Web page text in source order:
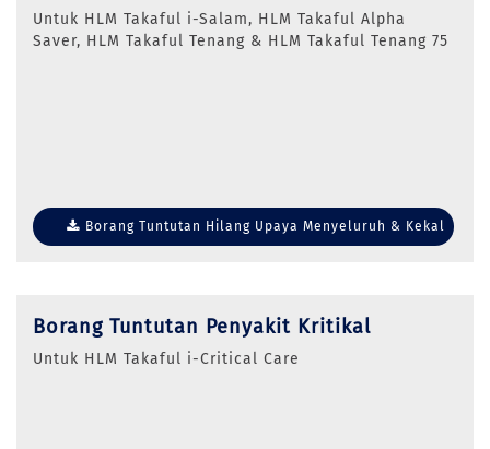
Untuk HLM Takaful i-Salam, HLM Takaful Alpha
Saver, HLM Takaful Tenang & HLM Takaful Tenang 75
Borang Tuntutan Hilang Upaya Menyeluruh & Kekal
Borang Tuntutan Penyakit Kritikal
Untuk HLM Takaful i-Critical Care